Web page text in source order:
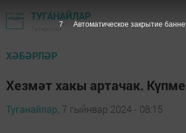
ТУГАНАЙЛАР
Татарстан
ХӘБӘРЛӘР
Хезмәт хакы артачак.
Туганайлар, 7 гыйнвар 2024 - 08:15
5 Автоматическое закрытие